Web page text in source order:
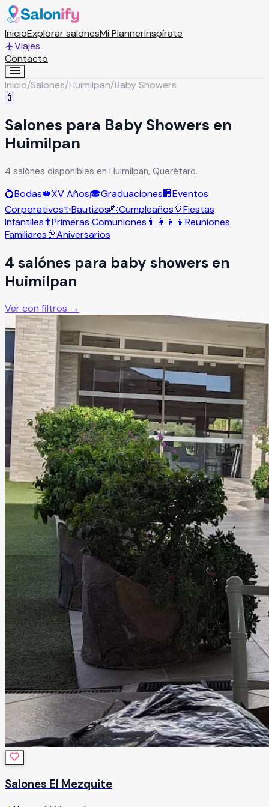
InicioExplorar salonesMi PlannerInspírate
Viajes
Contacto
Inicio/Salones/Huimilpan/Baby Showers
🍼
Salones para Baby Showers en
Huimilpan
4 salónes disponibles en Huimilpan, Querétaro.
💍Bodas👑XV Años🎓Graduaciones🏢Eventos
Corporativos✨Bautizos🎂Cumpleaños🎈Fiestas
Infantiles✝️Primeras Comuniones 👨‍👩‍👧‍👦 Reuniones
Familiares🥂Aniversarios
4 salónes para baby showers en
Huimilpan
Ver con filtros →
Salones El Mezquite